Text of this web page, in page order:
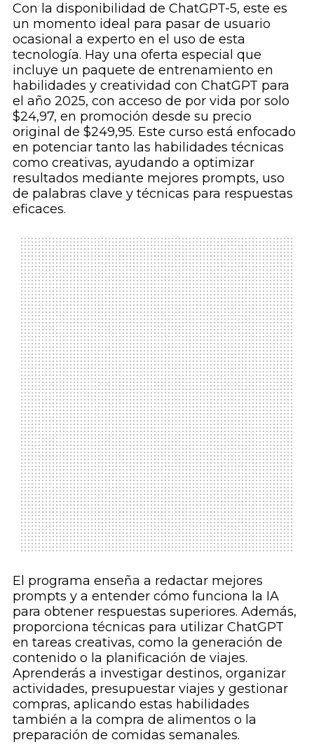
Con la disponibilidad de ChatGPT-5, este es
un momento ideal para pasar de usuario
ocasional a experto en el uso de esta
tecnología. Hay una oferta especial que
incluye un paquete de entrenamiento en
habilidades y creatividad con ChatGPT para
el año 2025, con acceso de por vida por solo
$24,97, en promoción desde su precio
original de $249,95. Este curso está enfocado
en potenciar tanto las habilidades técnicas
como creativas, ayudando a optimizar
resultados mediante mejores prompts, uso
de palabras clave y técnicas para respuestas
eficaces.
El programa enseña a redactar mejores
prompts y a entender cómo funciona la IA
para obtener respuestas superiores. Además,
proporciona técnicas para utilizar ChatGPT
en tareas creativas, como la generación de
contenido o la planificación de viajes.
Aprenderás a investigar destinos, organizar
actividades, presupuestar viajes y gestionar
compras, aplicando estas habilidades
también a la compra de alimentos o la
preparación de comidas semanales.